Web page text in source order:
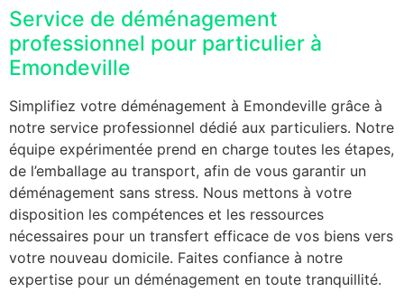
Service de déménagement
professionnel pour particulier à
Emondeville
Simplifiez votre déménagement à Emondeville grâce à
notre service professionnel dédié aux particuliers. Notre
équipe expérimentée prend en charge toutes les étapes,
de l’emballage au transport, afin de vous garantir un
déménagement sans stress. Nous mettons à votre
disposition les compétences et les ressources
nécessaires pour un transfert efficace de vos biens vers
votre nouveau domicile. Faites confiance à notre
expertise pour un déménagement en toute tranquillité.